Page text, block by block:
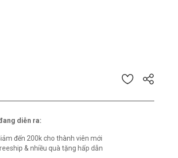
hàng
diễn ra:
đến 200k cho thành viên mới
& nhiều quà tặng hấp dẫn